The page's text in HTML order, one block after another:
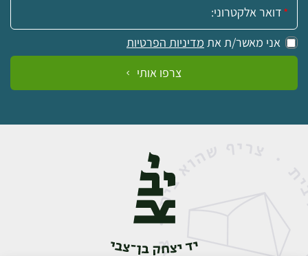
אני מאשר/ת את מדיניות הפרטיות
צרפו אותי